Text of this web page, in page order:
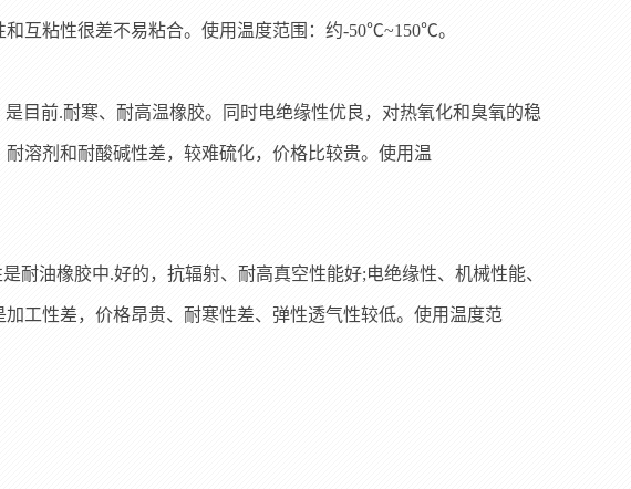
互粘性很差不易粘合。使用温度范围：约-50℃~150℃。
目前.耐寒、耐高温橡胶。同时电绝缘性优良，对热氧化和臭氧的稳
溶剂和耐酸碱性差，较难硫化，价格比较贵。使用温
耐油橡胶中.好的，抗辐射、耐高真空性能好;电绝缘性、机械性能、
工性差，价格昂贵、耐寒性差、弹性透气性较低。使用温度范